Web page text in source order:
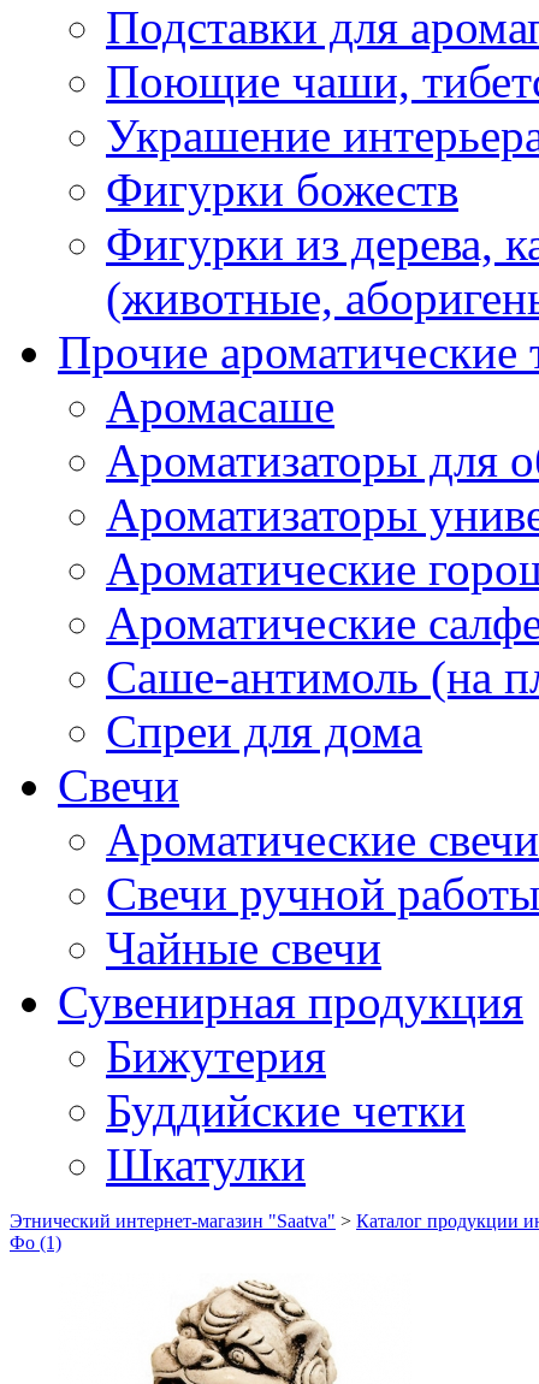
Подставки для
Поющие чаши,
Украшение
Фигурки божеств
Фигурки из дерева,
(животные,
Прочие ароматические
Аромасаше
Ароматизаторы для
Ароматизаторы
Ароматические
Ароматические
Саше-антимоль (на
Спреи для дома
Свечи
Ароматические свечи
Свечи ручной работы
Чайные свечи
Сувенирная продукция
Бижутерия
Буддийские четки
Шкатулки
Этнический интернет-магазин "Saatva" > Каталог продукции
Фо (1)